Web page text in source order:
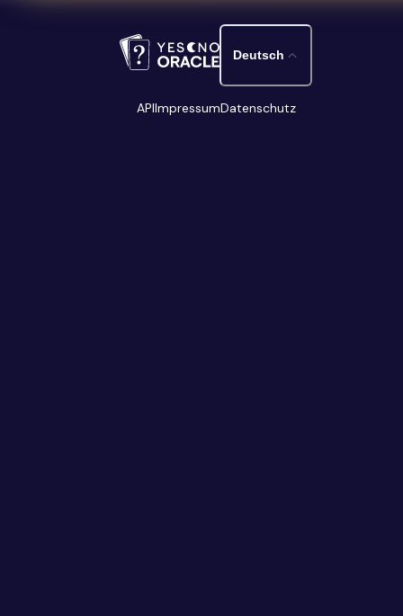
Deutsch
APIImpressumDatenschutz